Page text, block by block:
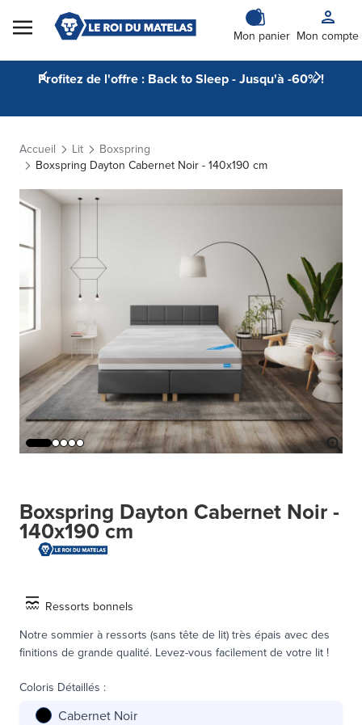
Skip to Content
Mon panier Mon compte
Profitez de l'offre : Back to Sleep - Jusqu'à -60% !
Accueil Lit
Boxspring
Boxspring Dayton Cabernet Noir - 140x190 cm
Boxspring Dayton Cabernet Noir -
140x190 cm
Ressorts bonnels
Notre sommier à ressorts (sans tête de lit) très épais avec des
finitions de grande qualité. Levez-vous facilement de votre lit !
Coloris Détaillés :
Cabernet Noir